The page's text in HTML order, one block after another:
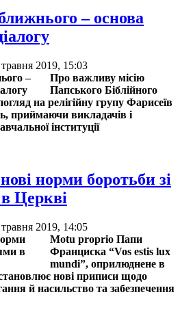
– основа
2019, 15:03
Про важливу місію
Папського Біблійного
на релігійну групу Фарисеїв
приймаючи викладачів і
інституції
норми боротьби зі
Церкві
2019, 14:05
Motu proprio Папи
Франциска “Vos estis lux
mundi”, оприлюднене в
нові приписи щодо
й насильство та забезпечення